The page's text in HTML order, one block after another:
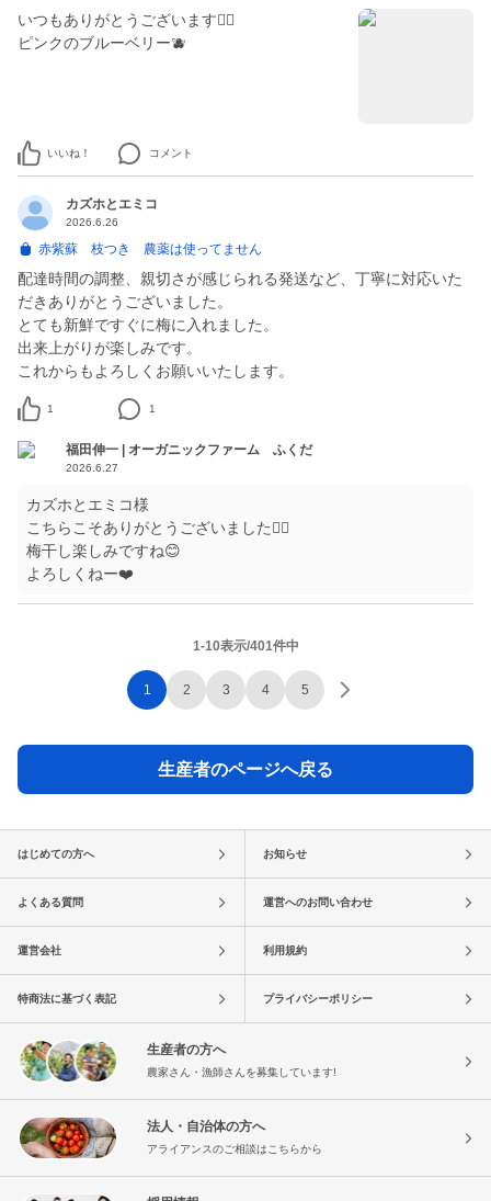
いつもありがとうございます🙇‍♂️
いいね！ コメント
カズホとエミコ
2026.6.26
赤紫蘇 枝つき 農薬は使ってません
配達時間の調整、親切さが感じられる発送など、丁寧に対応いた
だきありがとうございました。
とても新鮮ですぐに梅に入れました。
出来上がりが楽しみです。
これからもよろしくお願いいたします。
1 1
福田伸一 | オーガニックファーム ふくだ
2026.6.27
カズホとエミコ様
こちらこそありがとうございました🙇‍♂️
梅干し楽しみですね😊
よろしくねー❤️
1-10表示/401件中
1 2 3 4 5
生産者のページへ戻る
はじめての方へ お知らせ
よくある質問 運営へのお問い合わせ
運営会社 利用規約
特商法に基づく表記 プライバシーポリシー
生産者の方へ
農家さん・漁師さんを募集しています!
法人・自治体の方へ
アライアンスのご相談はこちらから